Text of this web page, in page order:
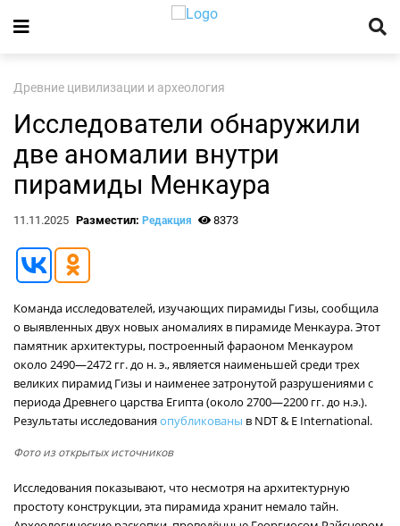
Древние цивилизации и археология
Исследователи обнаружили
две аномалии внутри
пирамиды Менкаура
11.11.2025 Разместил: Редакция 8373
Команда исследователей, изучающих пирамиды Гизы, сообщила
о выявленных двух новых аномалиях в пирамиде Менкаура. Этот
памятник архитектуры, построенный фараоном Менкауром
около 2490—2472 гг. до н. э., является наименьшей среди трех
великих пирамид Гизы и наименее затронутой разрушениями с
периода Древнего царства Египта (около 2700—2200 гг. до н.э.).
Результаты исследованияопубликованы в NDT & E International.
Фото из открытых источников
Исследования показывают, что несмотря на архитектурную
простоту конструкции, эта пирамида хранит немало тайн.